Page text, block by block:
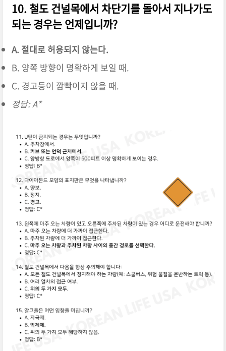
10. 철도 건널목에서 차단기를 돌아서 지나가도
되는 경우는 언제입니까?
A. 절대로 허용되지 않는다.
B. 양쪽 방향이 명확하게 보일 때.
C. 경고등이 깜빡이지 않을 때.
정답: A*